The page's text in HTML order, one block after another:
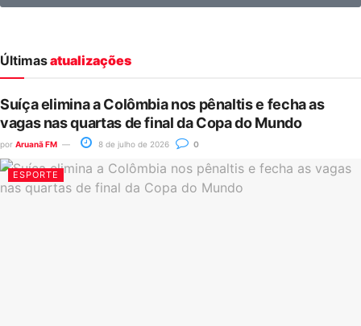
Últimasatualizações
Suíça elimina a Colômbia nos pênaltis e fecha as
vagas nas quartas de final da Copa do Mundo
por Aruanã FM 8 de julho de 2026 0
ESPORTE